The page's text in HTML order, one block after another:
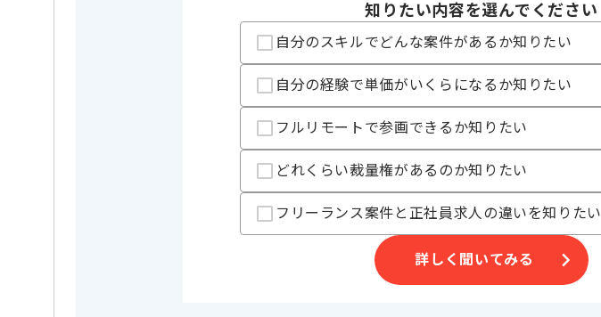
「売り上げトップのアプリ」ランキングでも1位を獲得ゲームや、
累計900万ダウンロードを突破したゲームなど、
世界的にヒットした大人気タイトルを手がけている東証一部上場企業です。
業界最大級のユーザー数を誇り、本格的なRPGからカジュアルなゲームまで、
有名タイトルに携わりたい方や、
ゲーム業界で実績を積みたい方には特にお勧めです。
知りたい内容を選んでください
自分のスキルでどんな案件があるか知りたい
自分の経験で単価がいくらになるか知りたい
フルリモートで参画できるか知りたい
どれくらい裁量権があるのか知りたい
フリーランス案件と正社員求人の違いを知りたい
詳しく聞いてみる